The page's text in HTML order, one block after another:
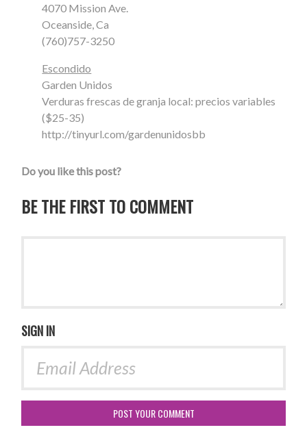
4070 Mission Ave.
Oceanside, Ca
(760)757-3250
Escondido
Garden Unidos
Verduras frescas de granja local: precios variables
($25-35)
http://tinyurl.com/gardenunidosbb
Do you like this post?
BE THE FIRST TO COMMENT
SIGN IN